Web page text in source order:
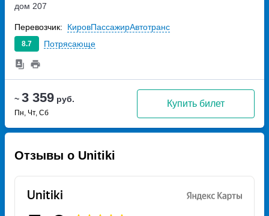
~ 3 359 руб.
Пн, Чт, Сб
Купить билет
дом 207
8.7 Потрясающе
Перевозчик: КировПассажирАвтотранс
Отзывы о Unitiki